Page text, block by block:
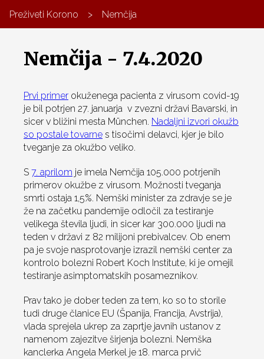
Preživeti Korono > Nemčija
Nemčija - 7.4.2020
Prvi primer okuženega pacienta z virusom covid-19
je bil potrjen 27. januarja v zvezni državi Bavarski, in
sicer v bližini mesta München. Nadaljni izvori okužb
so postale tovarne s tisočimi delavci, kjer je bilo
tveganje za okužbo veliko.
S 7. aprilom je imela Nemčija 105.000 potrjenih
primerov okužbe z virusom. Možnosti tveganja
smrti ostaja 1,5%. Nemški minister za zdravje se je
že na začetku pandemije odločil za testiranje
velikega števila ljudi, in sicer kar 300.000 ljudi na
teden v državi z 82 milijoni prebivalcev. Ob enem
pa je svoje nasprotovanje izrazil nemški center za
kontrolo bolezni Robert Koch Institute, ki je omejil
testiranje asimptomatskih posameznikov.
Prav tako je dober teden za tem, ko so to storile
tudi druge članice EU (Španija, Francija, Avstrija),
vlada sprejela ukrep za zaprtje javnih ustanov z
namenom zajezitve širjenja bolezni. Nemška
kanclerka Angela Merkel je 18. marca prvič